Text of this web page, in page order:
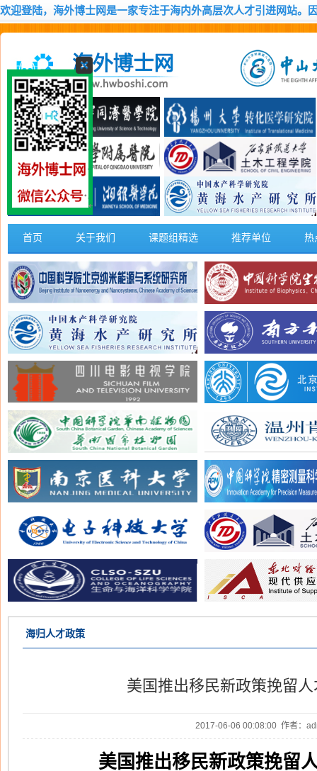
欢迎登陆，海外博士网是一家专注于海内外高层次人才引进网站。
首页 关于我们 课题组精选 推荐单位 热
海归人才政策
美国推出移民新政策挽留
2017-06-06 00:08:00 作者：
美国推出移民新政策挽留